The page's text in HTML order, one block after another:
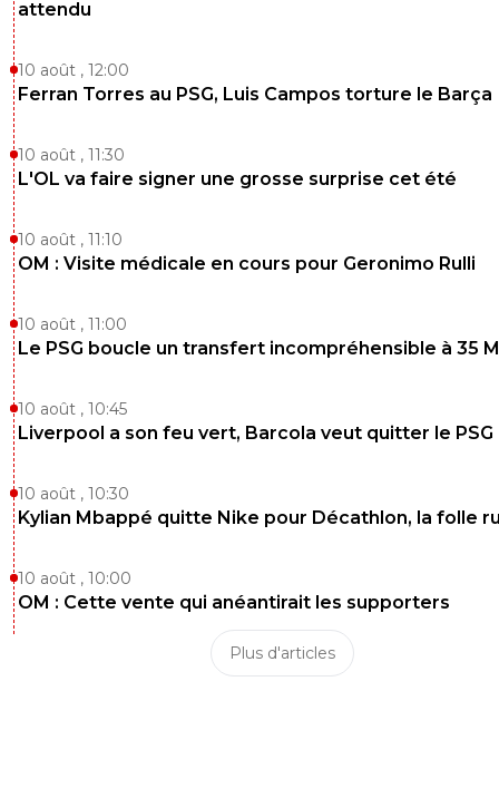
attendu
10 août , 12:00
Ferran Torres au PSG, Luis Campos torture le Barça
10 août , 11:30
L'OL va faire signer une grosse surprise cet été
10 août , 11:10
OM : Visite médicale en cours pour Geronimo Rulli
10 août , 11:00
Le PSG boucle un transfert incompréhensible à 35
10 août , 10:45
Liverpool a son feu vert, Barcola veut quitter le PSG
10 août , 10:30
Kylian Mbappé quitte Nike pour Décathlon, la folle
10 août , 10:00
OM : Cette vente qui anéantirait les supporters
Plus d'articles